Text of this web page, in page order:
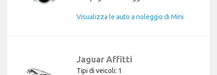
Visualizza le auto a noleggio di Mini
Jaguar Affitti
Tipi di veicoli: 1